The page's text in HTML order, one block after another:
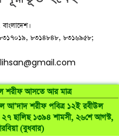
শরীফ আসতে আর মাত্র
আ’দাদ শরীফ পবিত্র ১২ই রবীউল
ছালিছ ১৩৯৪ শামসী, ২৬শে আগস্ট,
(বুধবার)
৮৩১৪৮৪৮, ৮৩১৬৯৫৮;
Reserved | Developed by: